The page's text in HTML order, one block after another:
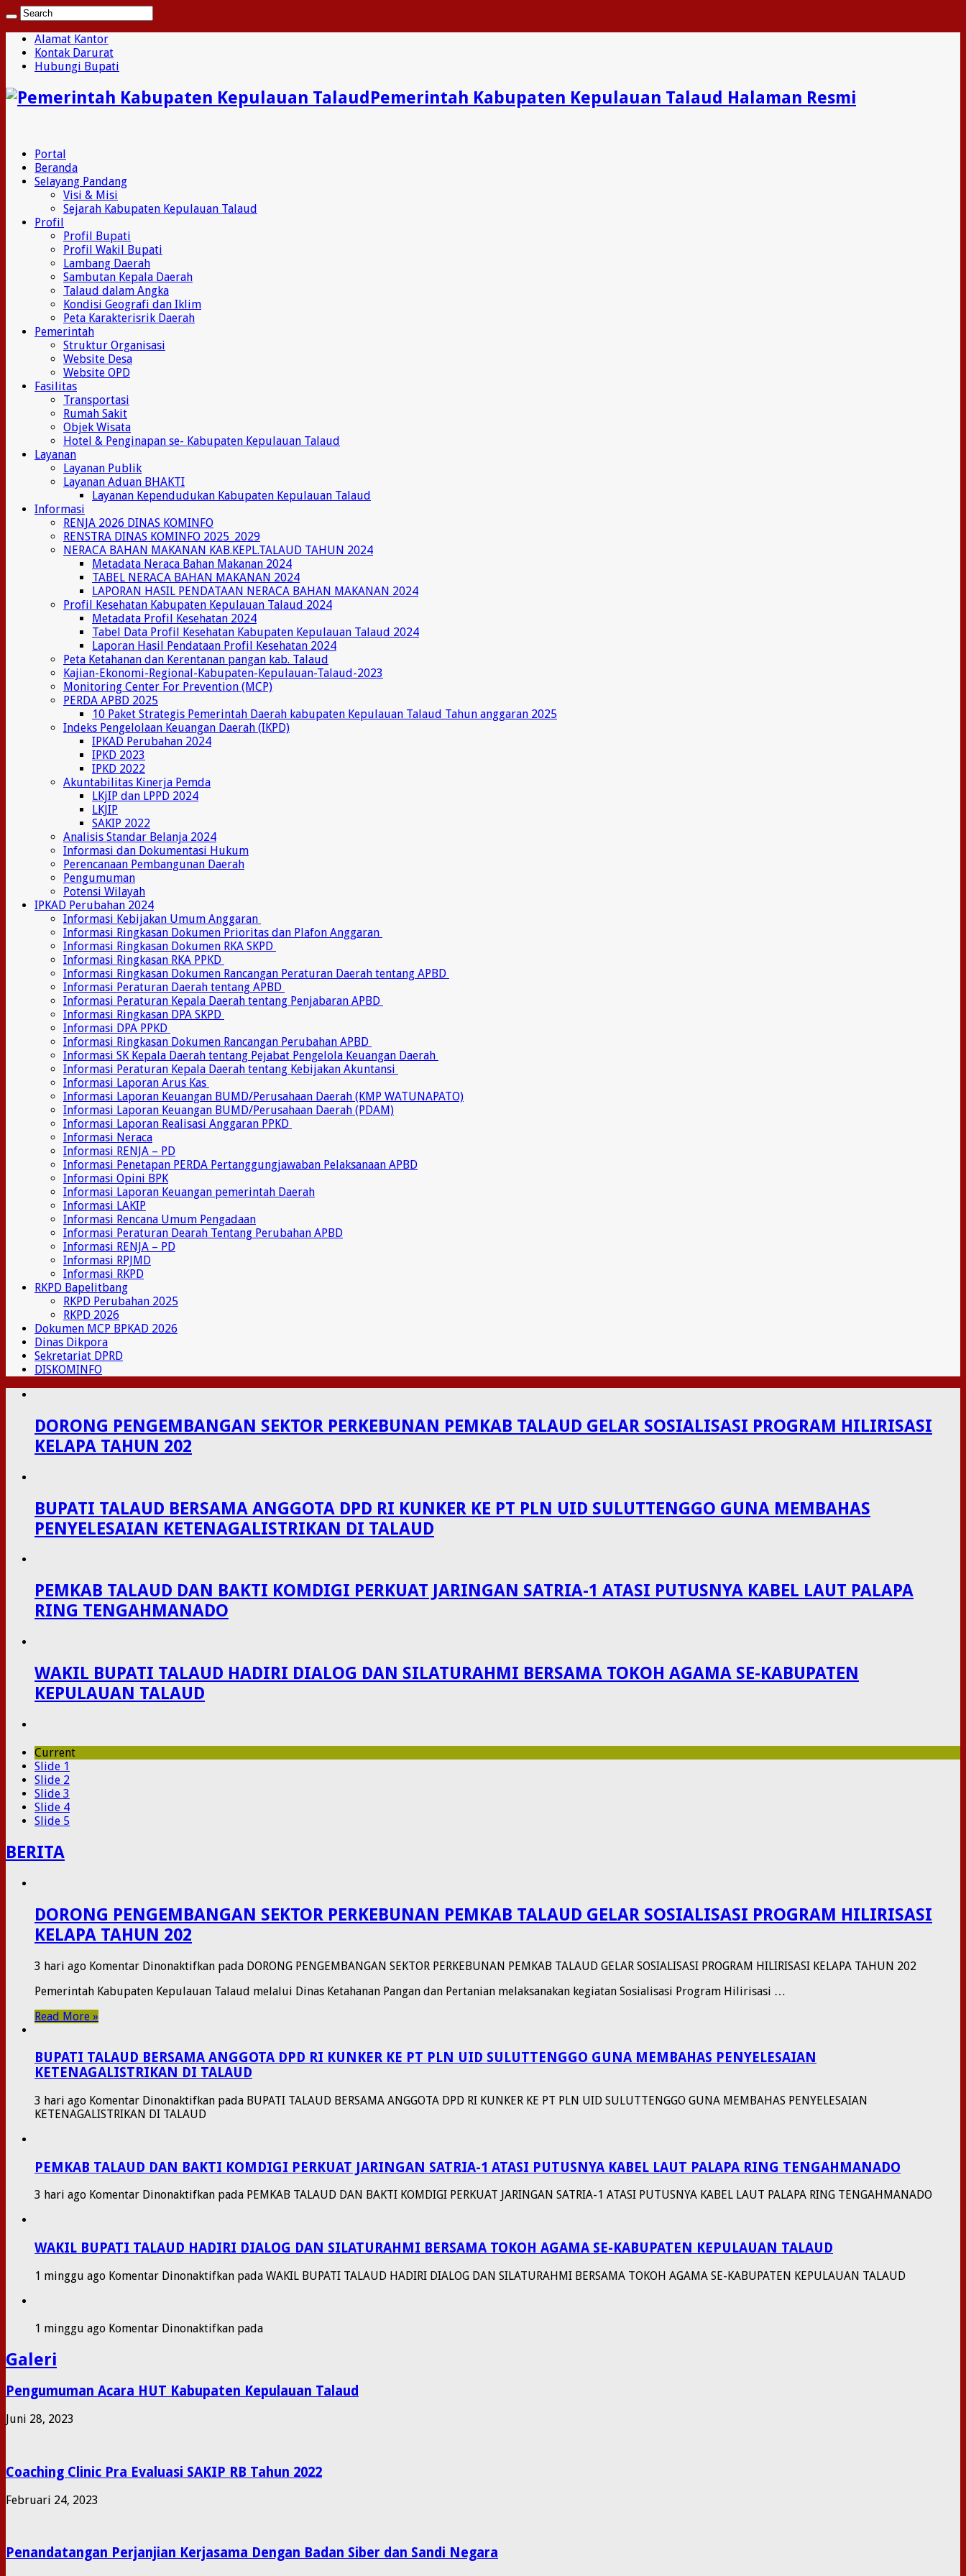
Alamat Kantor
Kontak Darurat
Hubungi Bupati
Pemerintah Kabupaten Kepulauan Talaud Halaman Resmi
Portal
Beranda
Selayang Pandang
Visi & Misi
Sejarah Kabupaten Kepulauan Talaud
Profil
Profil Bupati
Profil Wakil Bupati
Lambang Daerah
Sambutan Kepala Daerah
Talaud dalam Angka
Kondisi Geografi dan Iklim
Peta Karakterisrik Daerah
Pemerintah
Struktur Organisasi
Website Desa
Website OPD
Fasilitas
Transportasi
Rumah Sakit
Objek Wisata
Hotel & Penginapan se- Kabupaten Kepulauan Talaud
Layanan
Layanan Publik
Layanan Aduan BHAKTI
Layanan Kependudukan Kabupaten Kepulauan Talaud
Informasi
RENJA 2026 DINAS KOMINFO
RENSTRA DINAS KOMINFO 2025_2029
NERACA BAHAN MAKANAN KAB.KEPL.TALAUD TAHUN 2024
Metadata Neraca Bahan Makanan 2024
TABEL NERACA BAHAN MAKANAN 2024
LAPORAN HASIL PENDATAAN NERACA BAHAN MAKANAN 2024
Profil Kesehatan Kabupaten Kepulauan Talaud 2024
Metadata Profil Kesehatan 2024
Tabel Data Profil Kesehatan Kabupaten Kepulauan Talaud 2024
Laporan Hasil Pendataan Profil Kesehatan 2024
Peta Ketahanan dan Kerentanan pangan kab. Talaud
Kajian-Ekonomi-Regional-Kabupaten-Kepulauan-Talaud-2023
Monitoring Center For Prevention (MCP)
PERDA APBD 2025
10 Paket Strategis Pemerintah Daerah kabupaten Kepulauan Talaud Tahun anggaran 2025
Indeks Pengelolaan Keuangan Daerah (IKPD)
IPKAD Perubahan 2024
IPKD 2023
IPKD 2022
Akuntabilitas Kinerja Pemda
LKjIP dan LPPD 2024
LKJIP
SAKIP 2022
Analisis Standar Belanja 2024
Informasi dan Dokumentasi Hukum
Perencanaan Pembangunan Daerah
Pengumuman
Potensi Wilayah
IPKAD Perubahan 2024
Informasi Kebijakan Umum Anggaran
Informasi Ringkasan Dokumen Prioritas dan Plafon Anggaran
Informasi Ringkasan Dokumen RKA SKPD
Informasi Ringkasan RKA PPKD
Informasi Ringkasan Dokumen Rancangan Peraturan Daerah tentang APBD
Informasi Peraturan Daerah tentang APBD
Informasi Peraturan Kepala Daerah tentang Penjabaran APBD
Informasi Ringkasan DPA SKPD
Informasi DPA PPKD
Informasi Ringkasan Dokumen Rancangan Perubahan APBD
Informasi SK Kepala Daerah tentang Pejabat Pengelola Keuangan Daerah
Informasi Peraturan Kepala Daerah tentang Kebijakan Akuntansi
Informasi Laporan Arus Kas
Informasi Laporan Keuangan BUMD/Perusahaan Daerah (KMP WATUNAPATO)
Informasi Laporan Keuangan BUMD/Perusahaan Daerah (PDAM)
Informasi Laporan Realisasi Anggaran PPKD
Informasi Neraca
Informasi RENJA – PD
Informasi Penetapan PERDA Pertanggungjawaban Pelaksanaan APBD
Informasi Opini BPK
Informasi Laporan Keuangan pemerintah Daerah
Informasi LAKIP
Informasi Rencana Umum Pengadaan
Informasi Peraturan Dearah Tentang Perubahan APBD
Informasi RENJA – PD
Informasi RPJMD
Informasi RKPD
RKPD Bapelitbang
RKPD Perubahan 2025
RKPD 2026
Dokumen MCP BPKAD 2026
Dinas Dikpora
Sekretariat DPRD
DISKOMINFO
DORONG PENGEMBANGAN SEKTOR PERKEBUNAN PEMKAB TALAUD GELAR SOSIALISASI PROGRAM HILIRISASI
KELAPA TAHUN 202
BUPATI TALAUD BERSAMA ANGGOTA DPD RI KUNKER KE PT PLN UID SULUTTENGGO GUNA MEMBAHAS
PENYELESAIAN KETENAGALISTRIKAN DI TALAUD
PEMKAB TALAUD DAN BAKTI KOMDIGI PERKUAT JARINGAN SATRIA-1 ATASI PUTUSNYA KABEL LAUT PALAPA
RING TENGAHMANADO
WAKIL BUPATI TALAUD HADIRI DIALOG DAN SILATURAHMI BERSAMA TOKOH AGAMA SE-KABUPATEN
KEPULAUAN TALAUD
Current
Slide 1
Slide 2
Slide 3
Slide 4
Slide 5
BERITA
DORONG PENGEMBANGAN SEKTOR PERKEBUNAN PEMKAB TALAUD GELAR SOSIALISASI PROGRAM HILIRISASI
KELAPA TAHUN 202
3 hari ago Komentar Dinonaktifkan pada DORONG PENGEMBANGAN SEKTOR PERKEBUNAN PEMKAB TALAUD GELAR SOSIALISASI PROGRAM HILIRISASI KELAPA TAHUN 202
​Pemerintah Kabupaten Kepulauan Talaud melalui Dinas Ketahanan Pangan dan Pertanian melaksanakan kegiatan Sosialisasi Program Hilirisasi …
Read More »
BUPATI TALAUD BERSAMA ANGGOTA DPD RI KUNKER KE PT PLN UID SULUTTENGGO GUNA MEMBAHAS PENYELESAIAN
KETENAGALISTRIKAN DI TALAUD
3 hari ago Komentar Dinonaktifkan pada BUPATI TALAUD BERSAMA ANGGOTA DPD RI KUNKER KE PT PLN UID SULUTTENGGO GUNA MEMBAHAS PENYELESAIAN
KETENAGALISTRIKAN DI TALAUD
PEMKAB TALAUD DAN BAKTI KOMDIGI PERKUAT JARINGAN SATRIA-1 ATASI PUTUSNYA KABEL LAUT PALAPA RING TENGAHMANADO
3 hari ago Komentar Dinonaktifkan pada PEMKAB TALAUD DAN BAKTI KOMDIGI PERKUAT JARINGAN SATRIA-1 ATASI PUTUSNYA KABEL LAUT PALAPA RING TENGAHMANADO
WAKIL BUPATI TALAUD HADIRI DIALOG DAN SILATURAHMI BERSAMA TOKOH AGAMA SE-KABUPATEN KEPULAUAN TALAUD
1 minggu ago Komentar Dinonaktifkan pada WAKIL BUPATI TALAUD HADIRI DIALOG DAN SILATURAHMI BERSAMA TOKOH AGAMA SE-KABUPATEN KEPULAUAN TALAUD
1 minggu ago Komentar Dinonaktifkan pada
Galeri
Pengumuman Acara HUT Kabupaten Kepulauan Talaud
Juni 28, 2023
Coaching Clinic Pra Evaluasi SAKIP RB Tahun 2022
Februari 24, 2023
Penandatangan Perjanjian Kerjasama Dengan Badan Siber dan Sandi Negara